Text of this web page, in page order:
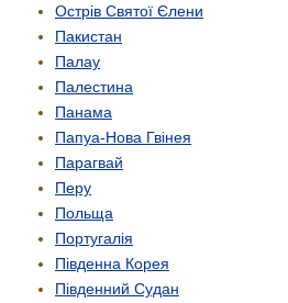
Острів Святої Єлени
Пакистан
Палау
Палестина
Панама
Папуа-Нова Гвінея
Парагвай
Перу
Польща
Португалія
Південна Корея
Південний Судан